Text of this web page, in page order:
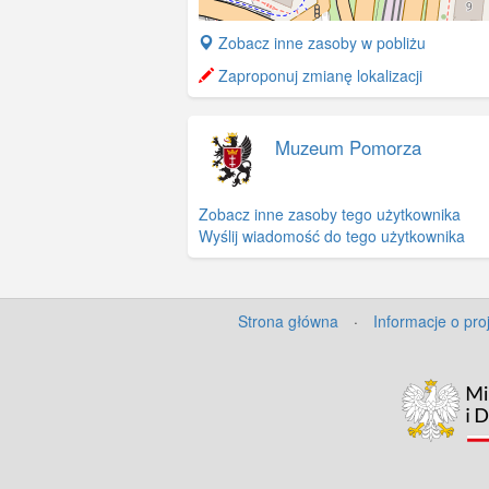
+
−
Zobacz inne zasoby w pobliżu
Zaproponuj zmianę lokalizacji
Muzeum Pomorza
Zobacz inne zasoby tego użytkownika
Wyślij wiadomość do tego użytkownika
Strona główna · Informacje o